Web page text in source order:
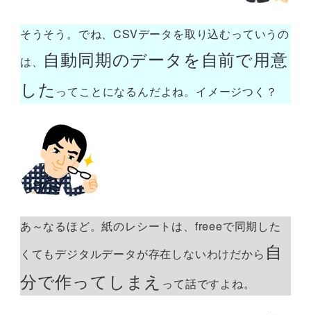
そうそう。でね、CSVデータを取り込むっていうの
は、
自動同期のデータを自前で用意
した ってことになるんだよね。イメージつく？
あ～なるほど。紙のレシートは、freeeで同期した
くてもデジタルデータが存在しないわけだから 自
分で作ってしまえ って話ですよね。